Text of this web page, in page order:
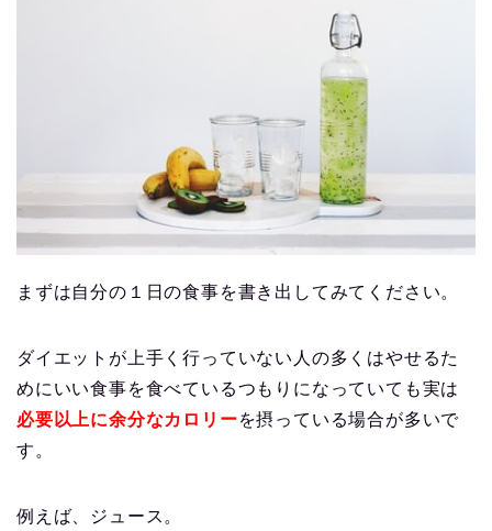
まずは自分の１日の食事を書き出してみてください。
ダイエットが上手く行っていない人の多くはやせるた
めにいい食事を食べているつもりになっていても実は
必要以上に余分なカロリーを摂っている場合が多いで
す。
例えば、ジュース。